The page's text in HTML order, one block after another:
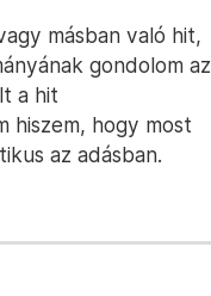
másban való hit,
gondolom az
a hit
hiszem, hogy most
az adásban.